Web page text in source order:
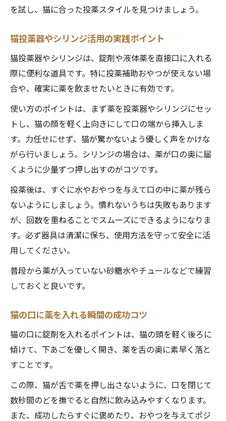
を試し、猫に合った投薬スタイルを見つけましょう。
猫投薬器やシリンジ活用の実践ポイント
猫投薬器やシリンジは、錠剤や液体薬を直接口に入れる
際に便利な道具です。特に投薬補助おやつが使えない場
合や、確実に薬を飲ませたいときに有効です。
使い方のポイントは、まず薬を投薬器やシリンジにセッ
トし、猫の顔を軽く上向きにして口の端から挿入しま
す。力任せにせず、猫が驚かないよう優しく声をかけな
がら行いましょう。シリンジの場合は、薬が口の奥に届
くように少量ずつ押し出すのがコツです。
投薬後は、すぐに水やおやつを与えて口の中に薬が残ら
ないようにしましょう。慣れないうちは失敗もあります
が、回数を重ねることでスムーズにできるようになりま
す。必ず器具は清潔に保ち、使用方法を守って安全に活
用してください。
普段から薬が入っていない砂糖水やチュールなどで練習
しておくと良いです。
猫の口に薬を入れる瞬間の成功コツ
猫の口に錠剤を入れるポイントは、猫の頭を軽く後ろに
傾けて、下あごを優しく開き、薬を舌の奥に素早く落と
すことです。
この際、猫が舌で薬を押し出さないように、口を閉じて
数秒間のどを撫でると自然に飲み込みやすくなります。
また、成功したらすぐに褒めたり、おやつを与えてポジ